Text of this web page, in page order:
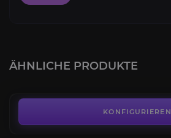
ÄHNLICHE PRODUKTE
KONFIGURIEREN
Hyjalgipfel